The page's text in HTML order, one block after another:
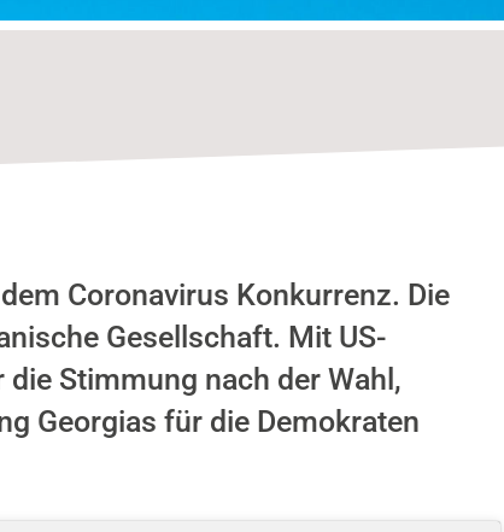
Coronavirus Konkurrenz. Die
Gesellschaft. Mit US-
Stimmung nach der Wahl,
Georgias für die Demokraten